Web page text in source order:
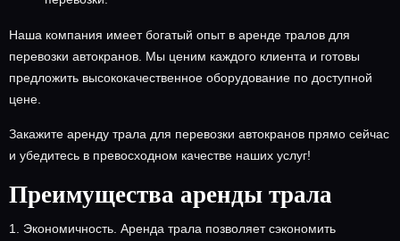
Наша компания имеет богатый опыт в аренде тралов для
перевозки автокранов. Мы ценим каждого клиента и готовы
предложить высококачественное оборудование по доступной
цене.
Закажите аренду трала для перевозки автокранов прямо сейчас
и убедитесь в превосходном качестве наших услуг!
Преимущества аренды трала
1. Экономичность. Аренда трала позволяет сэкономить